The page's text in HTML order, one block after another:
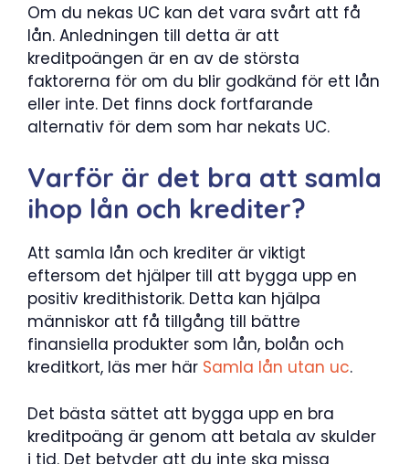
Om du nekas UC kan det vara svårt att få
lån. Anledningen till detta är att
kreditpoängen är en av de största
faktorerna för om du blir godkänd för ett lån
eller inte. Det finns dock fortfarande
alternativ för dem som har nekats UC.
Varför är det bra att samla
ihop lån och krediter?
Att samla lån och krediter är viktigt
eftersom det hjälper till att bygga upp en
positiv kredithistorik. Detta kan hjälpa
människor att få tillgång till bättre
finansiella produkter som lån, bolån och
kreditkort, läs mer här Samla lån utan uc.
Det bästa sättet att bygga upp en bra
kreditpoäng är genom att betala av skulder
i tid. Det betyder att du inte ska missa